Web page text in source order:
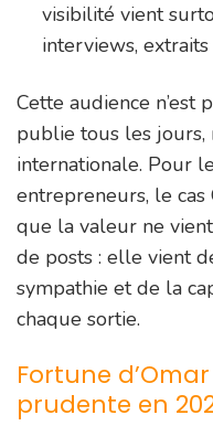
visibilité vient
interviews,
Cette audience n’est
publie tous les jours,
internationale. Pour
entrepreneurs, le cas
que la valeur ne
de posts : elle vient
sympathie et de la
chaque sortie.
Fortune
prudente en